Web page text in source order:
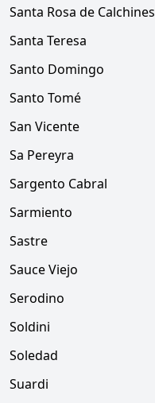
Santa Rosa de Calchines
Santa Teresa
Santo Domingo
Santo Tomé
San Vicente
Sa Pereyra
Sargento Cabral
Sarmiento
Sastre
Sauce Viejo
Serodino
Soldini
Soledad
Suardi